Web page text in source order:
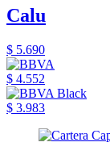
Calu
$ 5.690
$ 4.552
$ 3.983